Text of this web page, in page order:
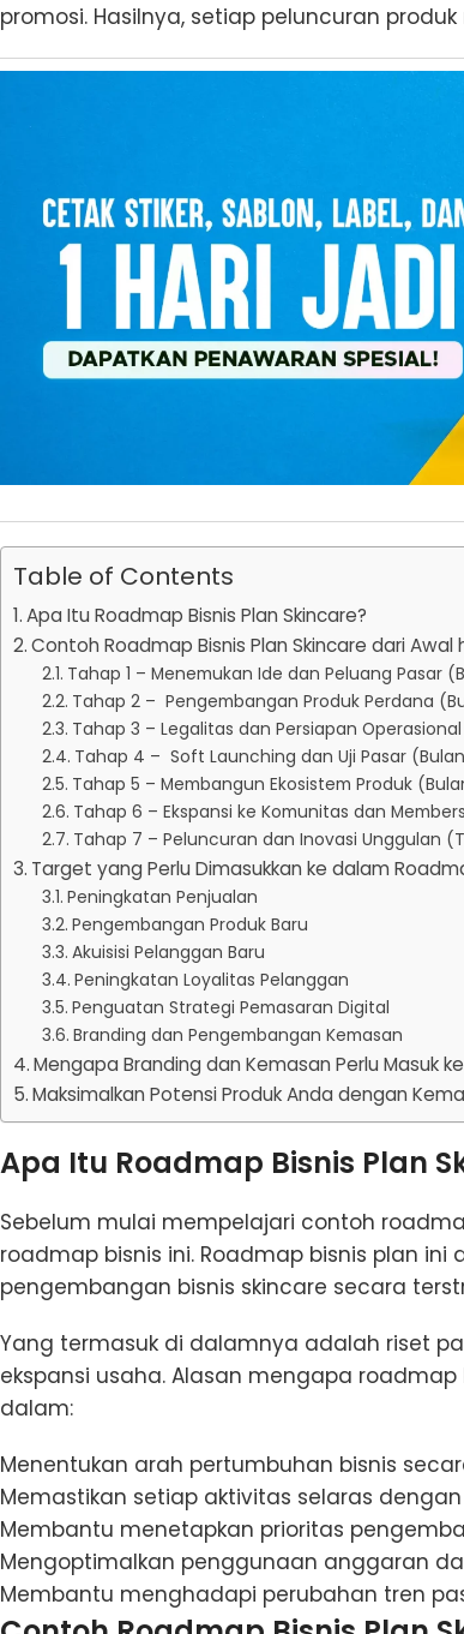
promosi. Hasilnya, setiap peluncuran
Table of Contents
Apa Itu Roadmap Bisnis Plan Skincare?
Contoh Roadmap Bisnis Plan Skincare dari Awal
Tahap 1 – Menemukan Ide dan Peluang Pasar
Tahap 2 – Pengembangan Produk Perdana
Tahap 3 – Legalitas dan Persiapan
Tahap 4 – Soft Launching dan Uji Pasar
Tahap 5 – Membangun Ekosistem Produk
Tahap 6 – Ekspansi ke Komunitas dan
Tahap 7 – Peluncuran dan Inovasi Unggulan
Target yang Perlu Dimasukkan ke dalam
Peningkatan Penjualan
Pengembangan Produk Baru
Akuisisi Pelanggan Baru
Peningkatan Loyalitas Pelanggan
Penguatan Strategi Pemasaran Digital
Branding dan Pengembangan Kemasan
Mengapa Branding dan Kemasan Perlu Masuk
Maksimalkan Potensi Produk Anda dengan
Apa Itu Roadmap Bisnis Plan
Sebelum mulai mempelajari contoh
roadmap bisnis ini. Roadmap bisnis plan
pengembangan bisnis skincare secara
Yang termasuk di dalamnya adalah riset
ekspansi usaha. Alasan mengapa
dalam:
Menentukan arah pertumbuhan bisnis
Memastikan setiap aktivitas selaras
Membantu menetapkan prioritas
Mengoptimalkan penggunaan anggaran
Membantu menghadapi perubahan tren